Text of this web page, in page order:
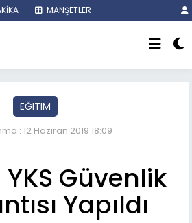
MANŞETLER
EĞITIM
: 12 Haziran 2019 18:09
Güvenlik
Yapıldı